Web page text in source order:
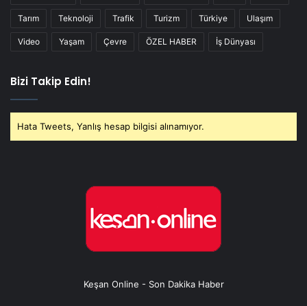
Tarım Teknoloji Trafik Turizm Türkiye Ulaşım
Video Yaşam Çevre ÖZEL HABER İş Dünyası
Bizi Takip Edin!
Hata Tweets, Yanlış hesap bilgisi alınamıyor.
Keşan Online - Son Dakika Haber